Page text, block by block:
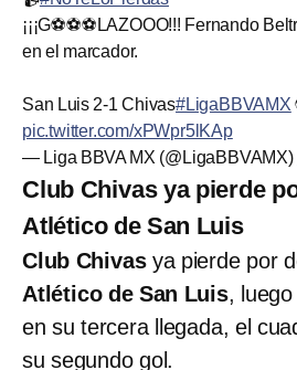
¡¡¡G⚽⚽⚽LAZOOO!!! Fernando
en el marcador.
San Luis 2-1 Chivas#LigaBBVAMX
pic.twitter.com/xPWpr5lKAp
— Liga BBVA MX (@LigaBBVAMX)
Club Chivas ya pierde
Atlético de San Luis
Club Chivasya pierde por
Atlético de San Luis,
en su tercera llegada, el
su segundo gol.